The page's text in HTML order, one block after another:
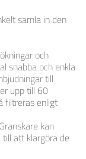
samla in den
och
snabba och enkla
till
upp till 60
filtreras enligt
kan
att klargöra de